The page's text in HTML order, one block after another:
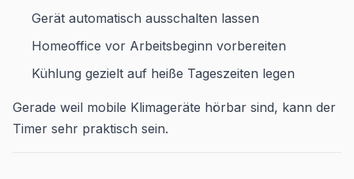
Gerät automatisch ausschalten lassen
Homeoffice vor Arbeitsbeginn vorbereiten
Kühlung gezielt auf heiße Tageszeiten legen
Gerade weil mobile Klimageräte hörbar sind, kann der
Timer sehr praktisch sein.